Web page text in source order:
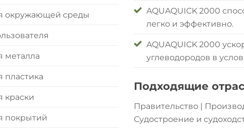
окружающей среды
металла
пластика
краски
покрытий
AQUAQUICK 2000
легко и эффективно.
AQUAQUICK 2000
углеводородов в
Подходящие
Правительство |
Судостроение и